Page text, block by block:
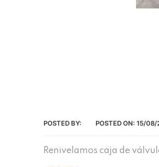
POSTED BY: POSTED ON: 15/08/
Renivelamos caja de